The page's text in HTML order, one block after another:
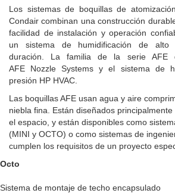
Los sistemas de boquillas de
Condair combinan una construcción
facilidad de instalación y operación
un sistema de humidificación de alto
duración. La familia de la serie AFE
AFE Nozzle Systems y el sistema de
presión HP HVAC.
Las boquillas AFE usan agua y aire
niebla fina. Están diseñados
el espacio, y están disponibles como
(MINI y OCTO) o como sistemas de
cumplen los requisitos de un proyecto
Octo
Sistema de montaje de techo encapsulado